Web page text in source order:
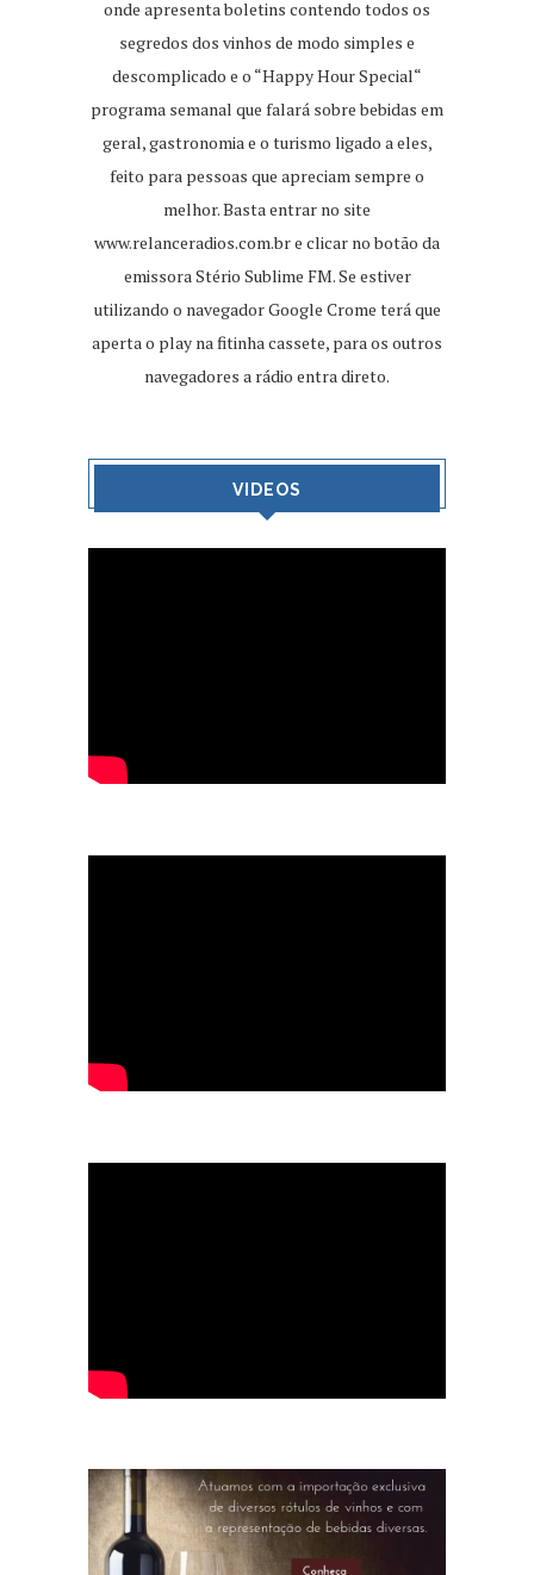
onde apresenta boletins contendo todos os
segredos dos vinhos de modo simples e
descomplicado e o “Happy Hour Special“
programa semanal que falará sobre bebidas em
geral, gastronomia e o turismo ligado a eles,
feito para pessoas que apreciam sempre o
melhor. Basta entrar no site
www.relanceradios.com.bre clicar no botão da
emissora Stério Sublime FM. Se estiver
utilizando o navegador Google Crome terá que
aperta o play na fitinha cassete, para os outros
navegadores a rádio entra direto.
VIDEOS